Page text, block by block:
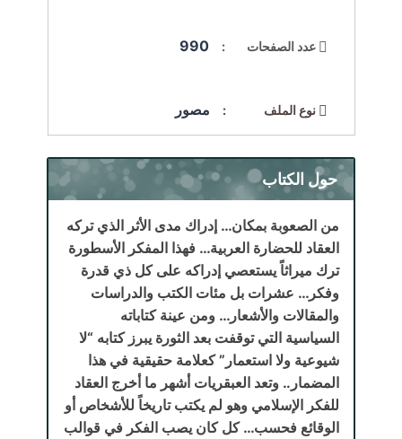
عدد الصفحات : 990
نوع الملف : مصور
حول الكتاب
من الصعوبة بمكان… إدراك مدى الأثر الذي تركه
العقاد للحضارة العربية… فهذا المفكر الأسطورة
ترك ميراثاً يستعصي إدراكه على كل ذي قدرة
وفكر… عشرات بل مئات الكتب والدراسات
والمقالات والأشعار… ومن عينة كتاباته
السياسية التي توقفت بعد الثورة يبرز كتابه “لا
شيوعية ولا استعمار” كعلامة حقيقية في هذا
المضمار.. وتعد العبقريات أشهر ما أخرج العقاد
للفكر الإسلامي وهو لم يكتب تاريخاً للأشخاص أو
الوقائع فحسب… كل كان يصب الفكر في قوالب